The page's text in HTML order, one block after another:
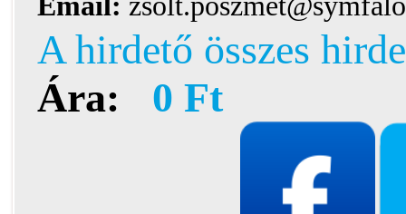
A hirdető összes
Ára:
0 Ft